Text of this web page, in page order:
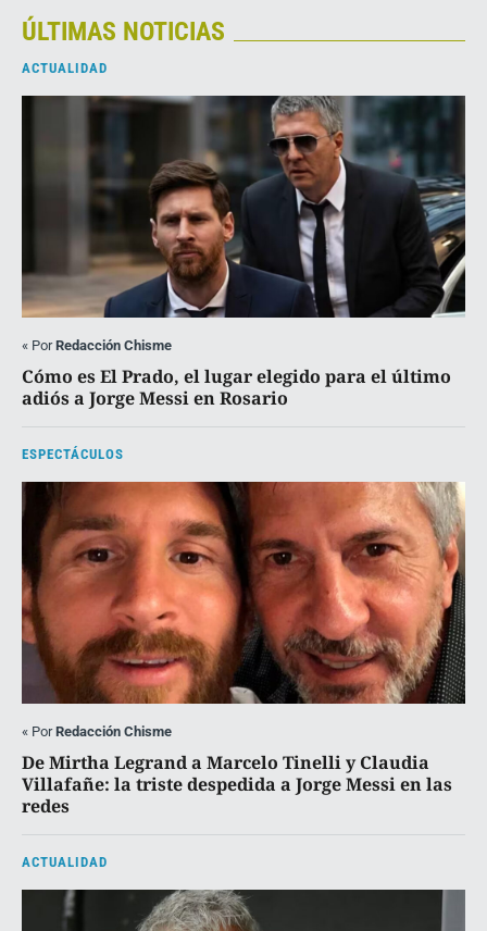
ÚLTIMAS NOTICIAS
ACTUALIDAD
« PorRedacción Chisme
Cómo es El Prado, el lugar elegido para el último
adiós a Jorge Messi en Rosario
ESPECTÁCULOS
« PorRedacción Chisme
De Mirtha Legrand a Marcelo Tinelli y Claudia
Villafañe: la triste despedida a Jorge Messi en las
redes
ACTUALIDAD